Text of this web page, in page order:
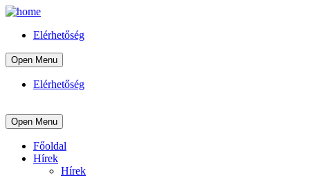
Elérhetőség
Open Menu
Elérhetőség
Open Menu
Főoldal
Hírek
Hírek